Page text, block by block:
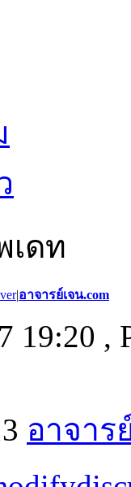
เดท
|อาจารย์เจน.com
19:20 ,
อาจาร